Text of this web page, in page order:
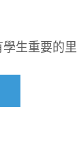
生重要的